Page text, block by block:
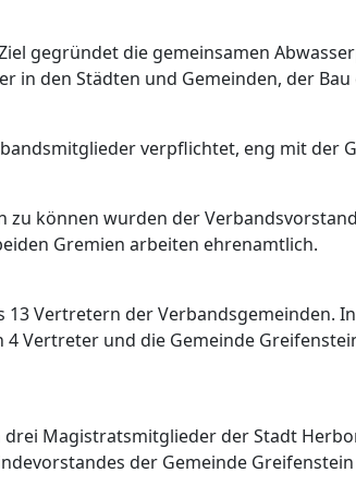
gegründet die gemeinsamen
in den Städten und Gemeinden, der
verpflichtet, eng mit der
zu können wurden der
Gremien arbeiten ehrenamtlich.
Vertretern der Verbandsgemeinden.
4 Vertreter und die Gemeinde
Magistratsmitglieder der Stadt
der Gemeinde